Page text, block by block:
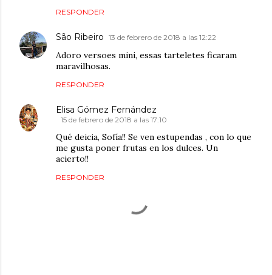
RESPONDER
São Ribeiro 13 de febrero de 2018 a las 12:22
Adoro versoes mini, essas tarteletes ficaram
maravilhosas.
RESPONDER
Elisa Gómez Fernández
15 de febrero de 2018 a las 17:10
Qué deicia, Sofía!! Se ven estupendas , con lo que
me gusta poner frutas en los dulces. Un
acierto!!
RESPONDER